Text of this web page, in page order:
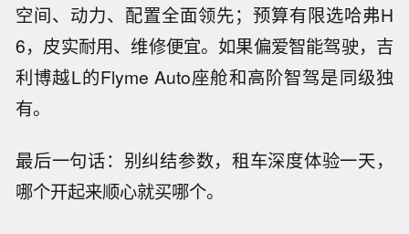
空间、动力、配置全面领先；预算有限选哈弗H
6，皮实耐用、维修便宜。如果偏爱智能驾驶，吉
利博越L的Flyme Auto座舱和高阶智驾是同级独
有。
最后一句话：别纠结参数，租车深度体验一天，
哪个开起来顺心就买哪个。